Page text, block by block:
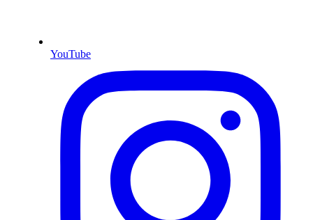
YouTube